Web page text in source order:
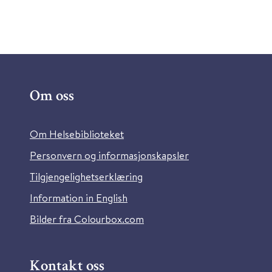
Om oss
Om Helsebiblioteket
Personvern og informasjonskapsler
Tilgjengelighetserklæring
Information in English
Bilder fra Colourbox.com
Kontakt oss